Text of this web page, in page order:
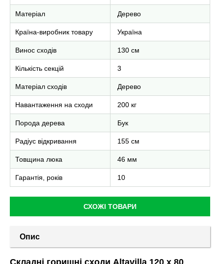
Матеріал Дерево
Країна-виробник товару Україна
Винос сходів 130 см
Кількість секцій 3
Матеріал сходів Дерево
Навантаження на сходи 200 кг
Порода дерева Бук
Радіус відкривання 155 см
Товщина люка 46 мм
Гарантія, років 10
СХОЖІ ТОВАРИ
Опис
Складні горищні сходи Altavilla 120 х 80